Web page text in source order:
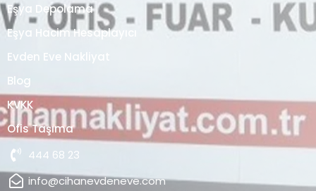
Eşya Depolama
Eşya Hacim Hesaplayıcı
Evden Eve Nakliyat
Blog
KVKK
Ofis Taşıma
444 68 23
info@cihanevdeneve.com